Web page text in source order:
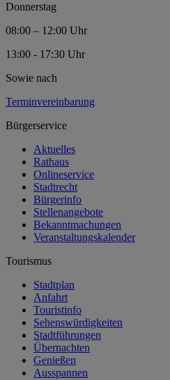
Donnerstag
08:00 – 12:00 Uhr
13:00 - 17:30 Uhr
Sowie nach
Terminvereinbarung
Bürgerservice
Aktuelles
Rathaus
Onlineservice
Stadtrecht
Bürgerinfo
Stellenangebote
Bekanntmachungen
Veranstaltungskalender
Tourismus
Stadtplan
Anfahrt
Touristinfo
Sehenswürdigkeiten
Stadtführungen
Übernachten
Genießen
Ausspannen